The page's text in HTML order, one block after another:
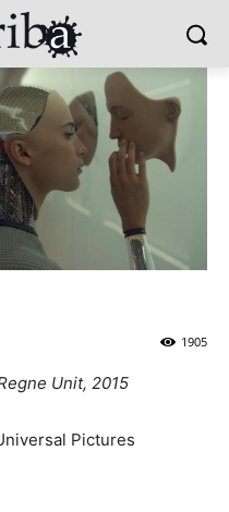
1905
Unit, 2015
Pictures